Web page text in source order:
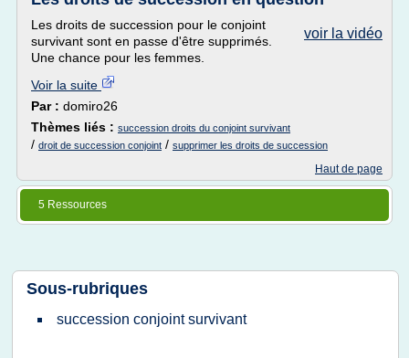
voir la vidéo
Les droits de succession pour le conjoint
survivant sont en passe d'être supprimés.
Une chance pour les femmes.
Voir la suite
Par : domiro26
Thèmes liés : succession droits du conjoint survivant
/ droit de succession conjoint / supprimer les droits de succession
Haut de page
5 Ressources
Sous-rubriques
succession conjoint survivant